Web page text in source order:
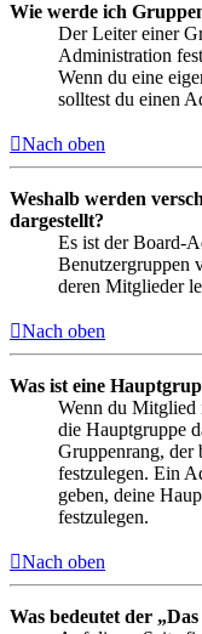
Wie werde ich
Der Leiter einer
Administration
Wenn du eine
solltest du einen
Nach oben
Weshalb werden
dargestellt?
Es ist der Board-
Benutzergruppen
deren Mitglieder
Nach oben
Was ist eine
Wenn du Mitglied
die Hauptgruppe
Gruppenrang, der
festzulegen. Ein
geben, deine
festzulegen.
Nach oben
Was bedeutet der